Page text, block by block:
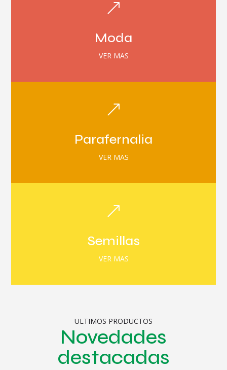
&
Moda
VER MAS
&
Parafernalia
VER MAS
&
Semillas
VER MAS
ULTIMOS PRODUCTOS
Novedades
destacadas